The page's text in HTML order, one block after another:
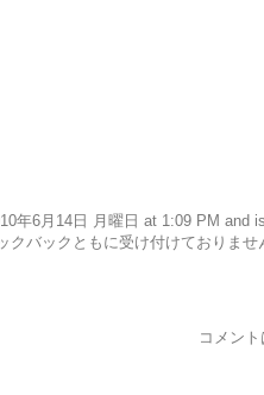
年6月14日 月曜日 at 1:09 PM
クバックともに受け付けておりませ
コメン